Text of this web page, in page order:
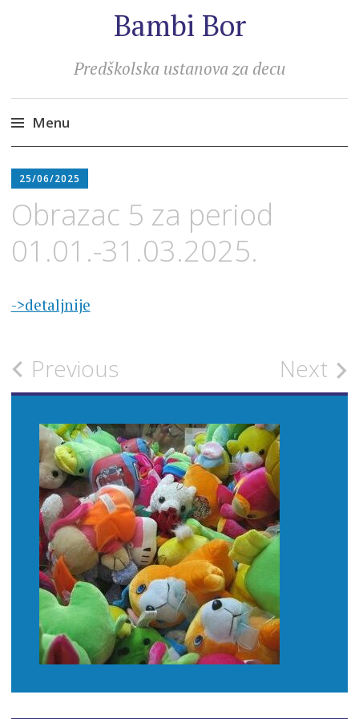
Bambi Bor
Predškolska ustanova za decu
Menu
to
content
25/06/2025
Obrazac 5 za period
01.01.-31.03.2025.
->detaljnije
Post
navigation
Previous Next